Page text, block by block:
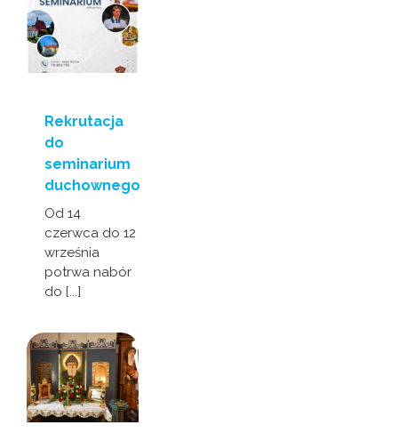
Rekrutacja
do
seminarium
duchownego
Od 14
czerwca do 12
września
potrwa nabór
do [...]